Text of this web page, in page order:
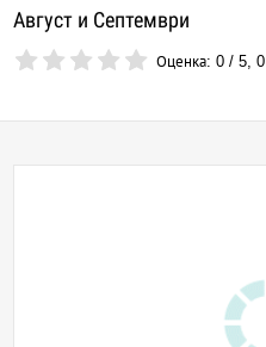
Август и Септември
Оценка:0 /5,0